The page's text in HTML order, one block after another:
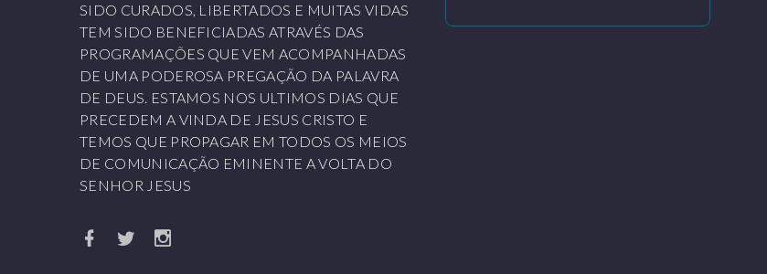
SIDO CURADOS, LIBERTADOS E MUITAS VIDAS
TEM SIDO BENEFICIADAS ATRAVÉS DAS
PROGRAMAÇÕES QUE VEM ACOMPANHADAS
DE UMA PODEROSA PREGAÇÃO DA PALAVRA
DE DEUS. ESTAMOS NOS ULTIMOS DIAS QUE
PRECEDEM A VINDA DE JESUS CRISTO E
TEMOS QUE PROPAGAR EM TODOS OS MEIOS
DE COMUNICAÇÃO EMINENTE A VOLTA DO
SENHOR JESUS